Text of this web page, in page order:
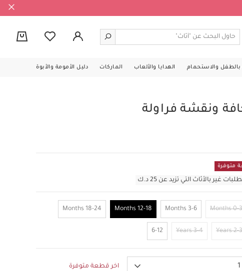
بالطفل والاستحمام الهدايا والألعاب الماركات دليل الأمومة والأبوة
ونقشة فراولة
متوفرة
بالأثاث التي تزيد عن 25 د.ك
0-3 Months
3-6 Months
12-18 Months
18-24 Months
2-3 Years
3-4 Years
6-12
1 اخر قطعة متوفرة